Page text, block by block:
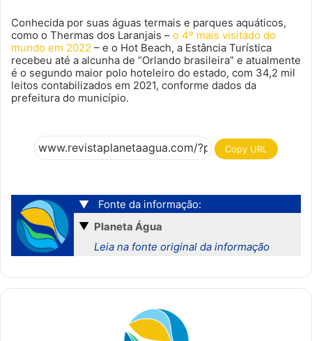
Conhecida por suas águas termais e parques aquáticos,
como o Thermas dos Laranjais – o 4º mais visitado do
mundo em 2022 – e o Hot Beach, a Estância Turística
recebeu até a alcunha de “Orlando brasileira” e atualmente
é o segundo maior polo hoteleiro do estado, com 34,2 mil
leitos contabilizados em 2021, conforme dados da
prefeitura do município.
Copy URL
▼
Fonte da informação:
▼ Planeta Água
Leia na fonte original da informação